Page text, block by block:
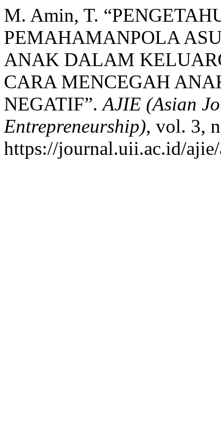
M. Amin, T.
PEMAHAMANPOLA
ANAK DALAM
CARA MENCEGAH
NEGATIF”.AJIE (Asian
Entrepreneurship), vol. 3,
https://journal.uii.ac.id/